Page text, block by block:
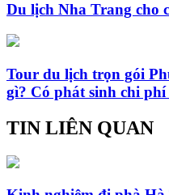
Du lịch Nha Trang cho
Tour du lịch trọn gói
gì? Có phát sinh chi
TIN LIÊN QUAN